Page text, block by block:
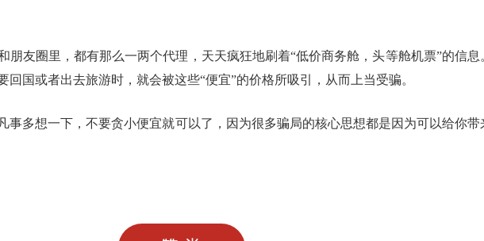
朋友圈里，都有那么一两个代理，天天疯狂地刷着“低价商务舱，头等舱机票”的信息
回国或者出去旅游时，就会被这些“便宜”的价格所吸引，从而上当受骗。
事多想一下，不要贪小便宜就可以了，因为很多骗局的核心思想都是因为可以给你带